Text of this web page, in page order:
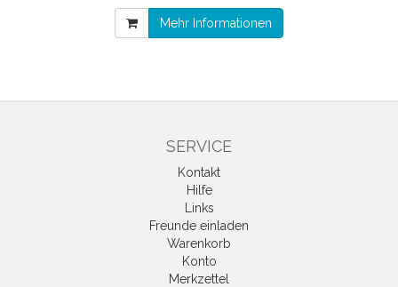
Mehr Informationen
SERVICE
Kontakt
Hilfe
Links
Freunde einladen
Warenkorb
Konto
Merkzettel